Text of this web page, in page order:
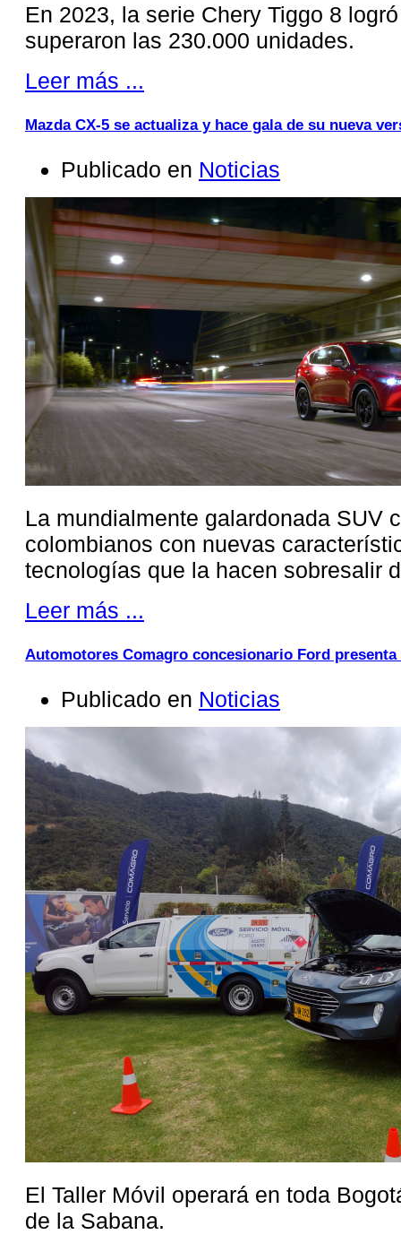
En 2023, la serie Chery Tiggo 8
superaron las 230.000 unidades.
Leer más ...
Mazda CX-5 se actualiza y hace gala de su nueva
Publicado en Noticias
La mundialmente galardonada SUV
colombianos con nuevas
tecnologías que la hacen sobresalir
Leer más ...
Automotores Comagro concesionario Ford
Publicado en Noticias
El Taller Móvil operará en toda
de la Sabana.